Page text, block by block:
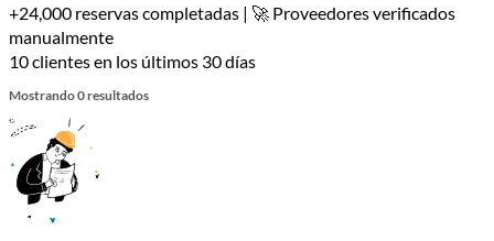
+24,000 reservas completadas | 🚀 Proveedores verificados
manualmente
10 clientes en los últimos 30 días
Mostrando 0 resultados